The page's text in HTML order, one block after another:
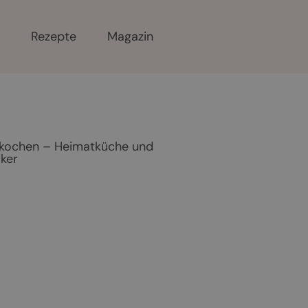
Rezepte Magazin